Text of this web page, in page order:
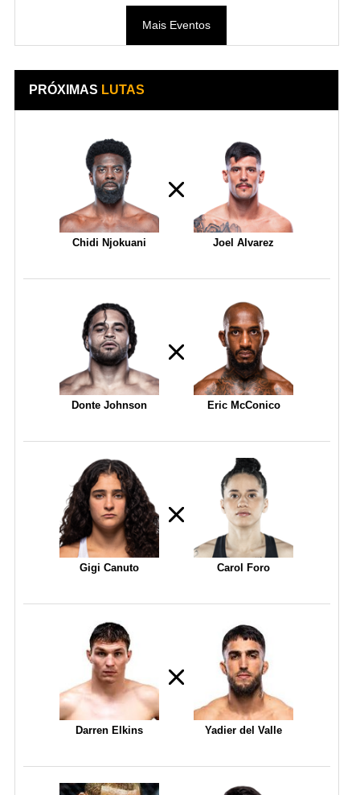
Mais Eventos
PRÓXIMAS LUTAS
Chidi Njokuani Joel Alvarez
Donte Johnson Eric McConico
Gigi Canuto Carol Foro
Darren Elkins Yadier del Valle